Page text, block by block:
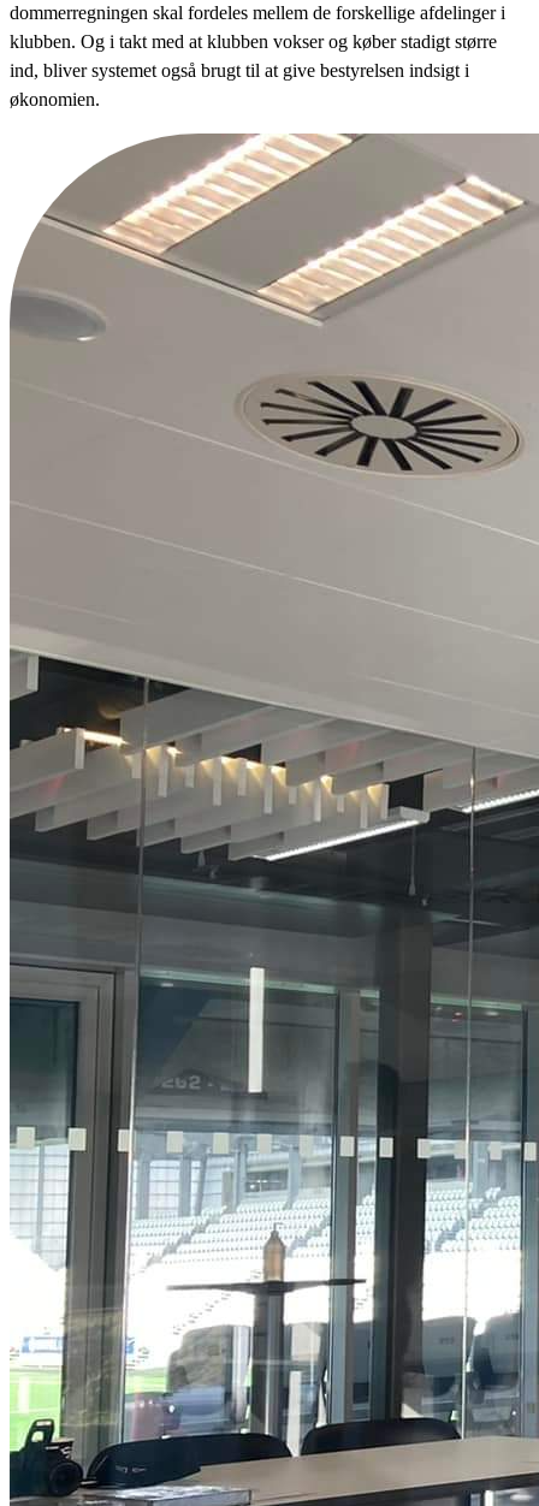
dommerregningen skal fordeles mellem de forskellige afdelinger i
klubben. Og i takt med at klubben vokser og køber stadigt større
ind, bliver systemet også brugt til at give bestyrelsen indsigt i
økonomien.